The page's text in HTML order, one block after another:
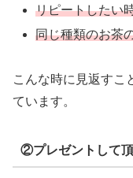
リピートしたい
同じ種類のお茶
こんな時に見返すこ
ています。
②プレゼントして